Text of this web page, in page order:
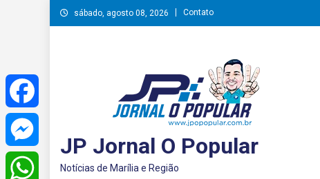
Skip
to
sábado, agosto 08, 2026 Contato
JP Jornal O Popular
Notícias de Marília e Região
Facebook
Messenger